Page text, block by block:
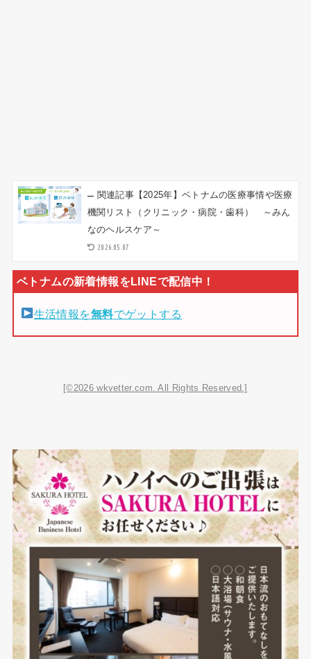
関連記事【2025年】ベトナムの医療事情や医療
機関リスト（クリニック・病院・歯科） ～みん
なのヘルスケア～
2026.05.07
生活情報を無料でゲットする
[©2026 wkvetter.com. All Rights Reserved.]